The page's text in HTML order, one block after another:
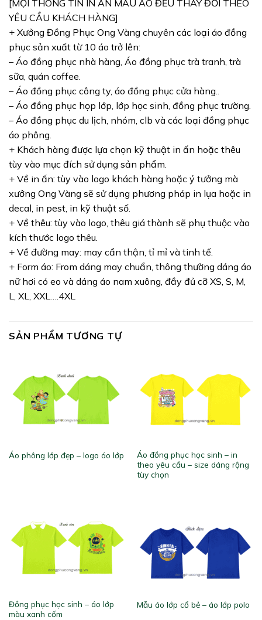
[MỌI THÔNG TIN IN ẤN MẪU ÁO ĐỀU THAY ĐỔI THEO
YÊU CẦU KHÁCH HÀNG]
+ Xưởng Đồng Phục Ong Vàng chuyên các loại áo đồng
phục sản xuất từ 10 áo trở lên:
– Áo đồng phục nhà hàng, Áo đồng phục trà tranh, trà
sữa, quán coffee.
– Áo đồng phục công ty, áo đồng phục cửa hàng..
– Áo đồng phục họp lớp, lớp học sinh, đồng phục trường.
– Áo đồng phục du lịch, nhóm, clb và các loại đồng phục
áo phông.
+ Khách hàng được lựa chọn kỹ thuật in ấn hoặc thêu
tùy vào mục đích sử dụng sản phẩm.
+ Về in ấn: tùy vào logo khách hàng hoặc ý tưởng mà
xưởng Ong Vàng sẽ sử dụng phương pháp in lụa hoặc in
decal, in pest, in kỹ thuật số.
+ Về thêu: tùy vào logo, thêu giá thành sẽ phụ thuộc vào
kích thước logo thêu.
+ Về đường may: may cẩn thận, tỉ mỉ và tinh tế.
+ Form áo: From dáng may chuẩn, thông thường dáng áo
nữ hơi có eo và dáng áo nam xuông, đầy đủ cỡ XS, S, M,
L, XL, XXL….4XL
SẢN PHẨM TƯƠNG TỰ
Áo phông lớp đẹp – logo áo lớp
Áo đồng phục học sinh – in
theo yêu cầu – size dáng rộng
tùy chọn
Đồng phục học sinh – áo lớp
màu xanh cốm
Mẫu áo lớp cổ bẻ – áo lớp polo